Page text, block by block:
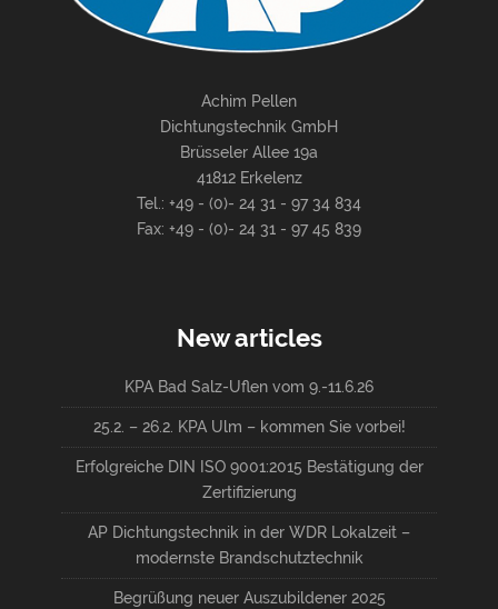
Achim Pellen
Dichtungstechnik GmbH
Brüsseler Allee 19a
41812 Erkelenz
Tel.: +49 - (0)- 24 31 - 97 34 834
Fax: +49 - (0)- 24 31 - 97 45 839
New articles
KPA Bad Salz-Uflen vom 9.-11.6.26
25.2. – 26.2. KPA Ulm – kommen Sie vorbei!
Erfolgreiche DIN ISO 9001:2015 Bestätigung der
Zertifizierung
AP Dichtungstechnik in der WDR Lokalzeit –
modernste Brandschutztechnik
Begrüßung neuer Auszubildener 2025